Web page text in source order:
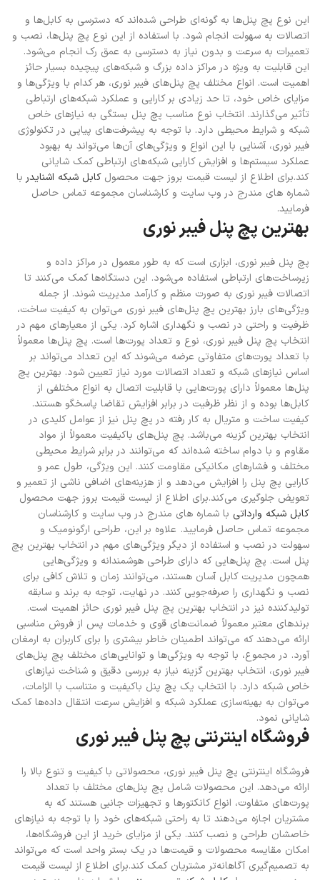
این نوع پچ پنل‌ها به گونه‌ای طراحی شده‌اند که دسترسی به کابل‌ها و
اتصالات به سهولت انجام شود. با استفاده از این نوع پچ پنل‌ها، نصب و
تعمیرات به سرعت و بدون نیاز به دسترسی به عمق رک انجام می‌شود.
این قابلیت به ویژه در مراکز داده بزرگ و شبکه‌های پیچیده بسیار حائز
اهمیت است. انواع مختلف پچ پنل‌های فیبر نوری، هر کدام با ویژگی‌ها و
مزایای خاص خود، تا حد زیادی بر کارایی و عملکرد شبکه‌های ارتباطی
تأثیر می‌گذارند. انتخاب نوع مناسب پچ پنل بستگی به نیازهای خاص
شبکه و شرایط محیطی دارد. با توجه به پیشرفت‌های پیاپی در تکنولوژی
فیبر نوری، آشنایی با این انواع و ویژگی‌های آن‌ها می‌تواند به بهبود
عملکرد سیستم‌ها و افزایش کارایی شبکه‌های ارتباطی کمک شایانی
کند.برای اطلاع از لیست قیمت بروز جهت محصول کابل شبکه اشنایدر با
شماره های مندرج در وب سایت و کارشناسان مجموعه تماس حاصل
فرمایید.
بهترین پچ پنل فیبر نوری
پچ پنل فیبر نوری، ابزاری است که به طور معمول در مراکز داده و
زیرساخت‌های ارتباطی استفاده می‌شود. این دستگاه‌ها کمک می‌کنند تا
اتصالات فیبر نوری به صورت منظم و کارآمد مدیریت شوند. از جمله
ویژگی‌های بارز بهترین پچ پنل‌های فیبر نوری می‌توان به کیفیت ساخت،
ظرفیت و راحتی در نصب و نگهداری اشاره کرد. یکی از معیارهای مهم در
انتخاب پچ پنل فیبر نوری، نوع و تعداد پورت‌ها است. پچ پنل‌ها معمولاً
با تعداد پورت‌های متفاوتی عرضه می‌شوند که این تعداد می‌تواند بر
اساس نیازهای شبکه و تعداد اتصالات مورد نیاز تعیین شود. بهترین پچ
پنل‌ها معمولاً دارای پورت‌هایی با قابلیت اتصال به انواع مختلفی از
کابل‌ها بوده و از نظر ظرفیت در برابر افزایش تقاضا پاسخگو هستند.
کیفیت ساخت و متریال به کار رفته در پچ پنل نیز از عوامل کلیدی در
انتخاب بهترین گزینه می‌باشد. پچ پنل‌های باکیفیت معمولاً از مواد
مقاوم و با دوام ساخته شده‌اند که می‌توانند در برابر شرایط محیطی
مختلف و فشارهای مکانیکی مقاومت کنند. این ویژگی، طول عمر و
کارایی پچ پنل را افزایش می‌دهد و از هزینه‌های اضافی ناشی از تعمیر و
تعویض جلوگیری می‌کند.برای اطلاع از لیست قیمت بروز جهت محصول
کابل شبکه وارداتی با شماره های مندرج در وب سایت و کارشناسان
مجموعه تماس حاصل فرمایید. علاوه بر این، طراحی ارگونومیک و
سهولت در نصب و استفاده از دیگر ویژگی‌های مهم در انتخاب بهترین پچ
پنل است. پچ پنل‌هایی که دارای طراحی هوشمندانه و ویژگی‌هایی
همچون مدیریت کابل آسان هستند، می‌توانند زمان و تلاش کافی برای
نصب و نگهداری را صرفه‌جویی کنند. در نهایت، توجه به برند و سابقه
تولیدکننده نیز در انتخاب بهترین پچ پنل فیبر نوری حائز اهمیت است.
برندهای معتبر معمولاً ضمانت‌های قوی و خدمات پس از فروش مناسبی
ارائه می‌دهند که می‌تواند اطمینان خاطر بیشتری را برای کاربران به ارمغان
آورد. در مجموع، با توجه به ویژگی‌ها و توانایی‌های مختلف پچ پنل‌های
فیبر نوری، انتخاب بهترین گزینه نیاز به بررسی دقیق و شناخت نیازهای
خاص شبکه دارد. با انتخاب یک پچ پنل باکیفیت و متناسب با الزامات،
می‌توان به بهینه‌سازی عملکرد شبکه و افزایش سرعت انتقال داده‌ها کمک
شایانی نمود.
فروشگاه اینترنتی پچ پنل فیبر نوری
فروشگاه اینترنتی پچ پنل فیبر نوری، محصولاتی با کیفیت و تنوع بالا را
ارائه می‌دهد. این محصولات شامل پچ پنل‌های مختلف با تعداد
پورت‌های متفاوت، انواع کانکتورها و تجهیزات جانبی هستند که به
مشتریان اجازه می‌دهند تا به راحتی شبکه‌های خود را با توجه به نیازهای
خاصشان طراحی و نصب کنند. یکی از مزایای خرید از این فروشگاه‌ها،
امکان مقایسه محصولات و قیمت‌ها در یک بستر واحد است که می‌تواند
به تصمیم‌گیری آگاهانه‌تر مشتریان کمک کند.برای اطلاع از لیست قیمت